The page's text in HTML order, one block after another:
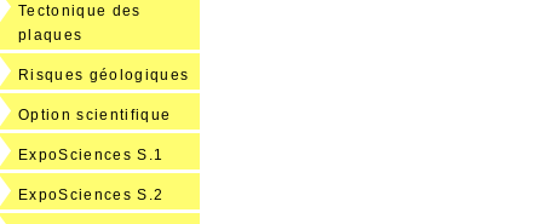
Tectonique des
plaques
Risques géologiques
Option scientifique
ExpoSciences S.1
ExpoSciences S.2